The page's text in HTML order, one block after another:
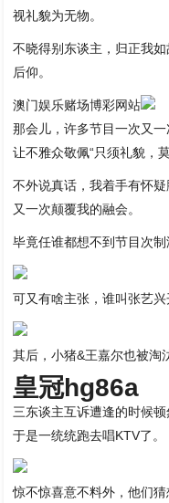
视礼貌为无物。
不晓得别东谈主，归正我
后仰。
澳门娱乐赌场博彩网站
那会儿，许多节目一次又
让不雅众敬佩“只须礼貌，莫
不外说真话，我着手有怀
又一次颠覆我的融会。
毕竟任谁都想不到节目次
可又有啥主张，谁叫张艺兴
其后，小猪&王嘉尔也被淘
皇冠hg86a
三东谈主互诉遭逢的时候
于是一统统跑去唱KTV了。
惊不惊喜意不料外，他们猜